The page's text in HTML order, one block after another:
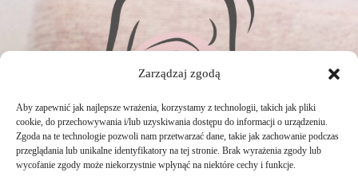
Zarządzaj zgodą
Aby zapewnić jak najlepsze wrażenia, korzystamy z technologii, takich jak pliki
cookie, do przechowywania i/lub uzyskiwania dostępu do informacji o urządzeniu.
Zgoda na te technologie pozwoli nam przetwarzać dane, takie jak zachowanie podczas
przeglądania lub unikalne identyfikatory na tej stronie. Brak wyrażenia zgody lub
wycofanie zgody może niekorzystnie wpłynąć na niektóre cechy i funkcje.